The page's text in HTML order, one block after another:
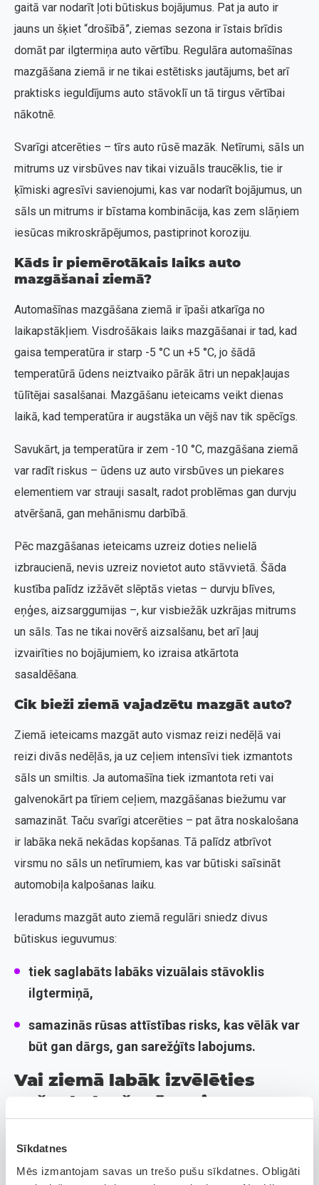
Sīkdatnes
Mēs izmantojam savas un trešo pušu sīkdatnes. Obligāti
gaitā var nodarīt ļoti būtiskus bojājumus. Pat ja auto ir
jauns un šķiet “drošībā”, ziemas sezona ir īstais brīdis
domāt par ilgtermiņa auto vērtību. Regulāra automašīnas
mazgāšana ziemā ir ne tikai estētisks jautājums, bet arī
praktisks ieguldījums auto stāvoklī un tā tirgus vērtībai
nākotnē.
Svarīgi atcerēties – tīrs auto rūsē mazāk. Netīrumi, sāls un
mitrums uz virsbūves nav tikai vizuāls traucēklis, tie ir
ķīmiski agresīvi savienojumi, kas var nodarīt bojājumus, un
sāls un mitrums ir bīstama kombinācija, kas zem slāņiem
iesūcas mikroskrāpējumos, pastiprinot koroziju.
Kāds ir piemērotākais laiks auto
mazgāšanai ziemā?
Automašīnas mazgāšana ziemā ir īpaši atkarīga no
laikapstākļiem. Visdrošākais laiks mazgāšanai ir tad, kad
gaisa temperatūra ir starp -5 °C un +5 °C, jo šādā
temperatūrā ūdens neiztvaiko pārāk ātri un nepakļaujas
tūlītējai sasalšanai. Mazgāšanu ieteicams veikt dienas
laikā, kad temperatūra ir augstāka un vējš nav tik spēcīgs.
Savukārt, ja temperatūra ir zem -10 °C, mazgāšana ziemā
var radīt riskus – ūdens uz auto virsbūves un piekares
elementiem var strauji sasalt, radot problēmas gan durvju
atvēršanā, gan mehānismu darbībā.
Pēc mazgāšanas ieteicams uzreiz doties nelielā
izbraucienā, nevis uzreiz novietot auto stāvvietā. Šāda
kustība palīdz izžāvēt slēptās vietas – durvju blīves,
eņģes, aizsarggumijas –, kur visbiežāk uzkrājas mitrums
un sāls. Tas ne tikai novērš aizsalšanu, bet arī ļauj
izvairīties no bojājumiem, ko izraisa atkārtota
sasaldēšana.
Cik bieži ziemā vajadzētu mazgāt auto?
Ziemā ieteicams mazgāt auto vismaz reizi nedēļā vai
reizi divās nedēļās, ja uz ceļiem intensīvi tiek izmantots
sāls un smiltis. Ja automašīna tiek izmantota reti vai
galvenokārt pa tīriem ceļiem, mazgāšanas biežumu var
samazināt. Taču svarīgi atcerēties – pat ātra noskalošana
ir labāka nekā nekādas kopšanas. Tā palīdz atbrīvot
virsmu no sāls un netīrumiem, kas var būtiski saīsināt
automobiļa kalpošanas laiku.
Ieradums mazgāt auto ziemā regulāri sniedz divus
būtiskus ieguvumus:
tiek saglabāts labāks vizuālais stāvoklis
ilgtermiņā,
samazinās rūsas attīstības risks, kas vēlāk var
būt gan dārgs, gan sarežģīts labojums.
Vai ziemā labāk izvēlēties
pašapkalpošanās vai
automātisko automazgātavu?
Pašapkalpošanās mazgātavas ziemā bieži tiek izvēlētas,
jo tās ļauj kontrolēt mazgāšanas procesu un īpaši